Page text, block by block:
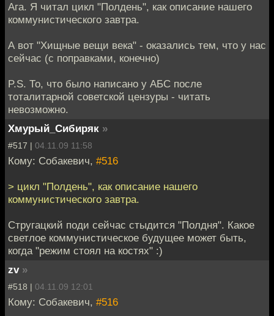
Ага. Я читал цикл "Полдень", как описание нашего
коммунистического завтра.
А вот "Хищные вещи века" - оказались тем, что у нас
сейчас (с поправками, конечно)
P.S. То, что было написано у АБС после
тоталитарной советской цензуры - читать
невозможно.
Хмурый_Сибиряк »
#517 | 04.11.09 11:58
Кому: Собакевич, #516
> цикл "Полдень", как описание нашего
коммунистического завтра.
Стругацкий поди сейчас стыдится "Полдня". Какое
светлое коммунистическое будущее может быть,
когда "режим стоял на костях" :)
zv »
#518 | 04.11.09 12:01
Кому: Собакевич, #516